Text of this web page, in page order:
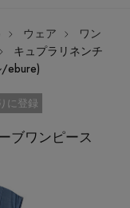
ウェア
ワン
キュプラリネンチ
/ebure)
に登録
ブワンピース